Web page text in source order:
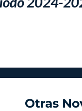
Otras